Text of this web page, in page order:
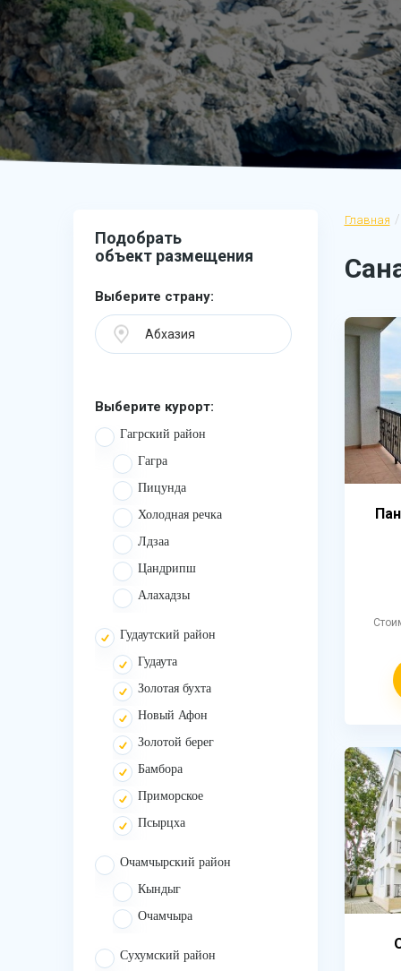
Главная
Подобрать
объект размещения
Выберите страну:
Абхазия
Выберите курорт:
Гагрский район
Гагра
Пицунда
Холодная речка
Лдзаа
Цандрипш
Алахадзы
Гудаутский район
Гудаута
Золотая бухта
Новый Афон
Золотой берег
Бамбора
Приморское
Псырцха
Очамчырский район
Кындыг
Очамчыра
Сухумский район